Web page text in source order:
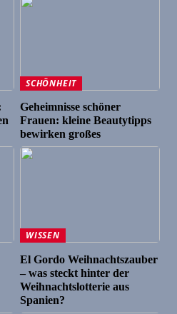
SCHÖNHEIT
Geheimnisse schöner
Frauen: kleine Beautytipps
bewirken großes
WISSEN
El Gordo Weihnachtszauber
– was steckt hinter der
Weihnachtslotterie aus
Spanien?